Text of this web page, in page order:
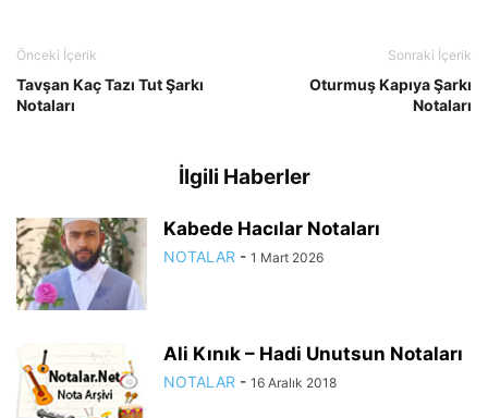
Önceki İçerik
Tavşan Kaç Tazı Tut Şarkı
Notaları
Sonraki İçerik
Oturmuş Kapıya Şarkı
Notaları
İlgili Haberler
Kabede Hacılar Notaları
NOTALAR - 1 Mart 2026
Ali Kınık – Hadi Unutsun Notaları
NOTALAR - 16 Aralık 2018